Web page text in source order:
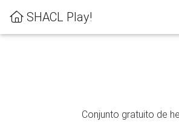
SHACL Play!
Conjunto gratuito de